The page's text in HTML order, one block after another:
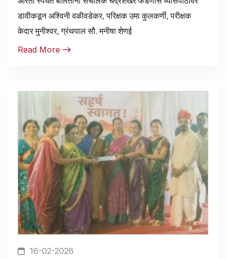
डावीकडून अश्विनी वळीवडेकर, परिक्षक उमा कुलकर्णी, परीक्षक
केदार मुनीश्वर, ग्रंथपाल सौ. मनीषा शेणई
Read More
16-02-2026